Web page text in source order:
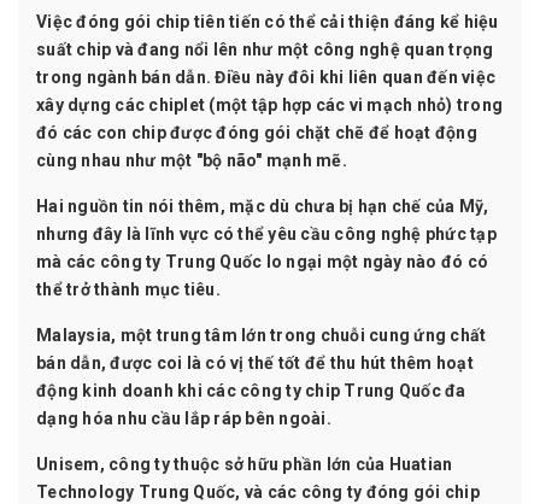
Việc đóng gói chip tiên tiến có thể cải thiện đáng kể hiệu
suất chip và đang nổi lên như một công nghệquan trọng
trong ngành bán dẫn. Điều này đôi khi liên quan đến việc
xây dựng các chiplet (một tập hợp các vi mạch nhỏ) trong
đó các con chip được đóng gói chặt chẽ để hoạt động
cùng nhau như một "bộ não" mạnh mẽ.
Hai nguồn tin nói thêm, mặc dù chưa bị hạn chế của Mỹ,
nhưng đây là lĩnh vực có thể yêu cầu công nghệ phức tạp
mà các công ty Trung Quốc lo ngại một ngày nào đó có
thể trở thành mục tiêu.
Malaysia, một trung tâm lớn trong chuỗi cung ứng chất
bán dẫn, được coi là có vị thế tốt để thu hút thêm hoạt
động kinh doanh khi các công ty chip Trung Quốc đa
dạng hóa nhu cầu lắp ráp bên ngoài.
Unisem, công ty thuộc sở hữu phần lớn của Huatian
Technology Trung Quốc, và các công ty đóng gói chip